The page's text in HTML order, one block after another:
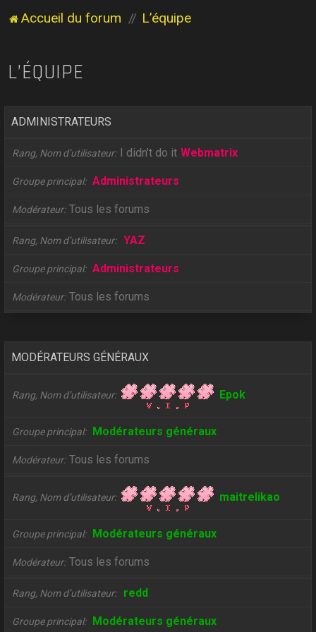
Accueil du forum L’équipe
L’ÉQUIPE
ADMINISTRATEURS
Rang, Nom d’utilisateur I didn't do it Webmatrix
Groupe principal Administrateurs
Modérateur Tous les forums
Rang, Nom d’utilisateur YAZ
Groupe principal Administrateurs
Modérateur Tous les forums
MODÉRATEURS GÉNÉRAUX
Rang, Nom d’utilisateur Epok
Groupe principal Modérateurs généraux
Modérateur Tous les forums
Rang, Nom d’utilisateur maitrelikao
Groupe principal Modérateurs généraux
Modérateur Tous les forums
Rang, Nom d’utilisateur redd
Groupe principal Modérateurs généraux